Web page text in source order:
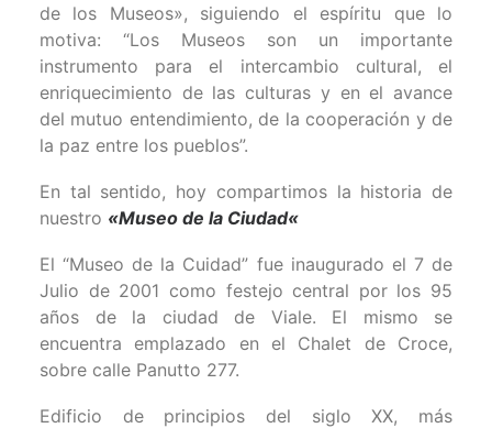
de los Museos», siguiendo el espíritu que lo
motiva: “Los Museos son un importante
instrumento para el intercambio cultural, el
enriquecimiento de las culturas y en el avance
del mutuo entendimiento, de la cooperación y de
la paz entre los pueblos”.
En tal sentido, hoy compartimos la historia de
nuestro «Museo de la Ciudad«
El “Museo de la Cuidad” fue inaugurado el 7 de
Julio de 2001 como festejo central por los 95
años de la ciudad de Viale. El mismo se
encuentra emplazado en el Chalet de Croce,
sobre calle Panutto 277.
Edificio de principios del siglo XX, más